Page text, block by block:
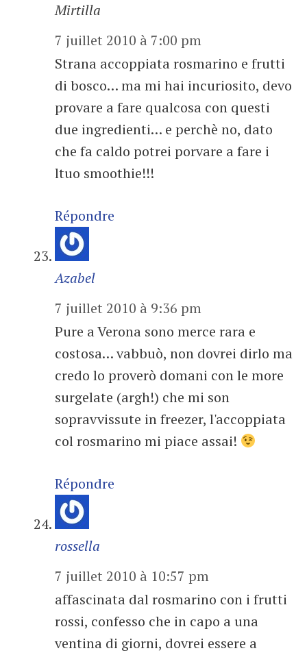
Mirtilla
7 juillet 2010 à 7:00 pm
Strana accoppiata rosmarino e frutti
di bosco… ma mi hai incuriosito, devo
provare a fare qualcosa con questi
due ingredienti… e perchè no, dato
che fa caldo potrei porvare a fare i
ltuo smoothie!!!
Répondre
Azabel
7 juillet 2010 à 9:36 pm
Pure a Verona sono merce rara e
costosa… vabbuò, non dovrei dirlo ma
credo lo proverò domani con le more
surgelate (argh!) che mi son
sopravvissute in freezer, l'accoppiata
col rosmarino mi piace assai!
Répondre
rossella
7 juillet 2010 à 10:57 pm
affascinata dal rosmarino con i frutti
rossi, confesso che in capo a una
ventina di giorni, dovrei essere a